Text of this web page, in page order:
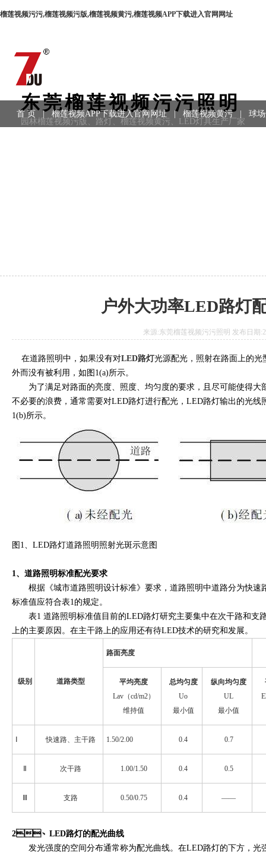
榴莲视频污污,榴莲视频污版,榴莲视频黄污,榴莲视频APP下载进入官网网址
东莞榴莲视频污污照明
园林榴莲视频污版、路灯、榴莲视频黄污、LED灯具生产厂家
首 页 | 榴莲视频APP下载进入官网网址 | 榴莲视频黄污 球
户外大功率LED路灯
来源:东莞榴莲视频污污照明 发布日期
在道路照明中，如果没有对LED路灯光源配光，照射在路面上的
外而没有被利用，如图1(a)所示。
为了满足对路面的亮度、照度、均匀度的要求，且尽可能使得
不必要的浪费，通常需要对LED路灯进行配光，LED路灯输出的光线
1(b)所示。
图1、LED路灯道路照明照射光斑示意图
1、道路照明标准配光要求
根据《城市道路照明设计标准》要求，道路照明中道路分为快速路与
标准值应符合表1的规定。
表1 道路照明标准值目前的LED路灯研究主要集中在次干路和支路
上的主要原因。在主干路上的应用还有待LED技术的研究和发展。
级别 道路类型
路面亮度
平均亮度
Lav（cd/m2）
维持值
总均匀度
Uo
最小值
纵向均匀度
UL
最小值
Ⅰ 快速路、主干路 1.50/2.00 0.4 0.7
Ⅱ 次干路 1.00/1.50 0.4 0.5
Ⅲ 支路 0.50/0.75 0.4 ——
2、LED路灯的配光曲线
发光强度的空间分布通常称为配光曲线。在LED路灯的下方，光强应